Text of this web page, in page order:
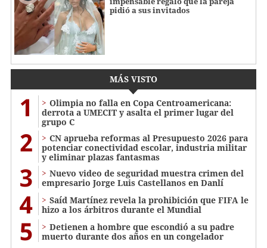
pidió a sus invitados
MÁS VISTO
1
Olimpia no falla en Copa Centroamericana:
derrota a UMECIT y asalta el primer lugar del
grupo C
2
CN aprueba reformas al Presupuesto 2026 para
potenciar conectividad escolar, industria militar
y eliminar plazas fantasmas
3
Nuevo video de seguridad muestra crimen del
empresario Jorge Luis Castellanos en Danlí
4
Saíd Martínez revela la prohibición que FIFA le
hizo a los árbitros durante el Mundial
5
Detienen a hombre que escondió a su padre
muerto durante dos años en un congelador